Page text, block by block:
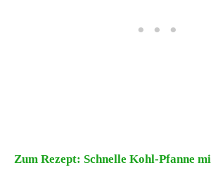
Zum Rezept: Schnelle Kohl-Pfanne